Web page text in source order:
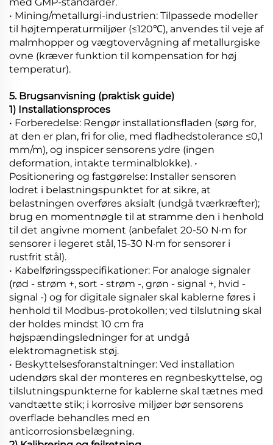
• Mining/metallurgi-industrien: Tilpassede modeller
til højtemperaturmiljøer (≤120℃), anvendes til veje af
malmhopper og vægtovervågning af metallurgiske
ovne (kræver funktion til kompensation for høj
temperatur).
5. Brugsanvisning (praktisk guide)
1) Installationsproces
• Forberedelse: Rengør installationsfladen (sørg for,
at den er plan, fri for olie, med fladhedstolerance ≤0,1
mm/m), og inspicer sensorens ydre (ingen
deformation, intakte terminalblokke). •
Positionering og fastgørelse: Installer sensoren
lodret i belastningspunktet for at sikre, at
belastningen overføres aksialt (undgå tværkræfter);
brug en momentnøgle til at stramme den i henhold
til det angivne moment (anbefalet 20-50 N·m for
sensorer i legeret stål, 15-30 N·m for sensorer i
rustfrit stål).
• Kabelføringsspecifikationer: For analoge signaler
(rød - strøm +, sort - strøm -, grøn - signal +, hvid -
signal -) og for digitale signaler skal kablerne føres i
henhold til Modbus-protokollen; ved tilslutning skal
der holdes mindst 10 cm fra
højspændingsledninger for at undgå
elektromagnetisk støj.
• Beskyttelsesforanstaltninger: Ved installation
udendørs skal der monteres en regnbeskyttelse, og
tilslutningspunkterne for kablerne skal tætnes med
vandtætte stik; i korrosive miljøer bør sensorens
overflade behandles med en
anticorrosionsbelægning.